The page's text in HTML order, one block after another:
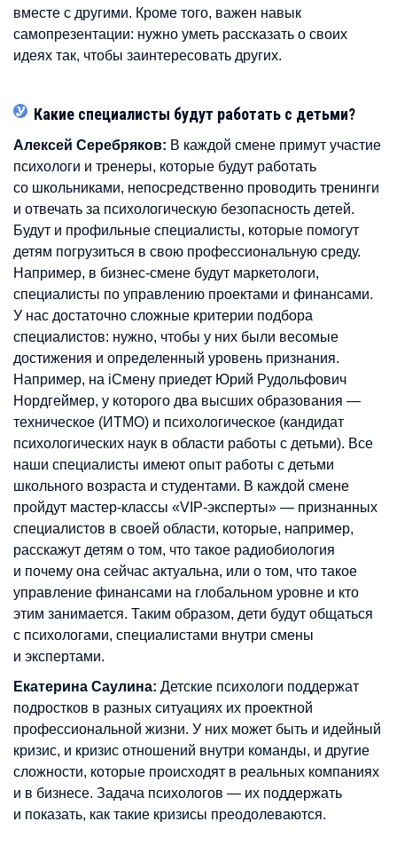
вместе с другими. Кроме того, важен навык
самопрезентации: нужно уметь рассказать о своих
идеях так, чтобы заинтересовать других.
Какие специалисты будут работать с детьми?
Алексей Серебряков: В каждой смене примут участие
психологи и тренеры, которые будут работать
со школьниками, непосредственно проводить тренинги
и отвечать за психологическую безопасность детей.
Будут и профильные специалисты, которые помогут
детям погрузиться в свою профессиональную среду.
Например, в бизнес-смене будут маркетологи,
специалисты по управлению проектами и финансами.
У нас достаточно сложные критерии подбора
специалистов: нужно, чтобы у них были весомые
достижения и определенный уровень признания.
Например, на iCмену приедет Юрий Рудольфович
Нордгеймер, у которого два высших образования —
техническое (ИТМО) и психологическое (кандидат
психологических наук в области работы с детьми). Все
наши специалисты имеют опыт работы с детьми
школьного возраста и студентами. В каждой смене
пройдут мастер-классы «VIP-эксперты» — признанных
специалистов в своей области, которые, например,
расскажут детям о том, что такое радиобиология
и почему она сейчас актуальна, или о том, что такое
управление финансами на глобальном уровне и кто
этим занимается. Таким образом, дети будут общаться
с психологами, специалистами внутри смены
и экспертами.
Екатерина Саулина: Детские психологи поддержат
подростков в разных ситуациях их проектной
профессиональной жизни. У них может быть и идейный
кризис, и кризис отношений внутри команды, и другие
сложности, которые происходят в реальных компаниях
и в бизнесе. Задача психологов — их поддержать
и показать, как такие кризисы преодолеваются.